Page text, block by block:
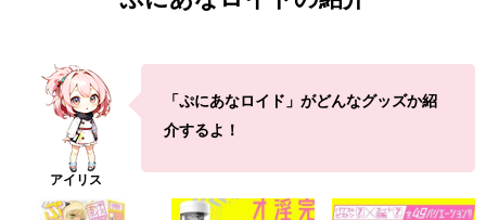
「ぷにあなロイド」がどんなグッズか紹
介するよ！